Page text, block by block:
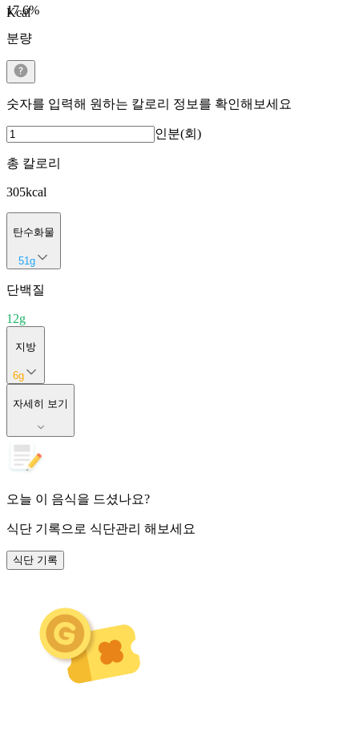
Kcal
17.6%
분량
숫자를 입력해 원하는 칼로리 정보를 확인해보세요
인분(회)
총 칼로리
305kcal
탄수화물
51g
단백질
12g
지방
6g
자세히 보기
오늘 이 음식을 드셨나요?
식단 기록으로 식단관리 해보세요
식단 기록